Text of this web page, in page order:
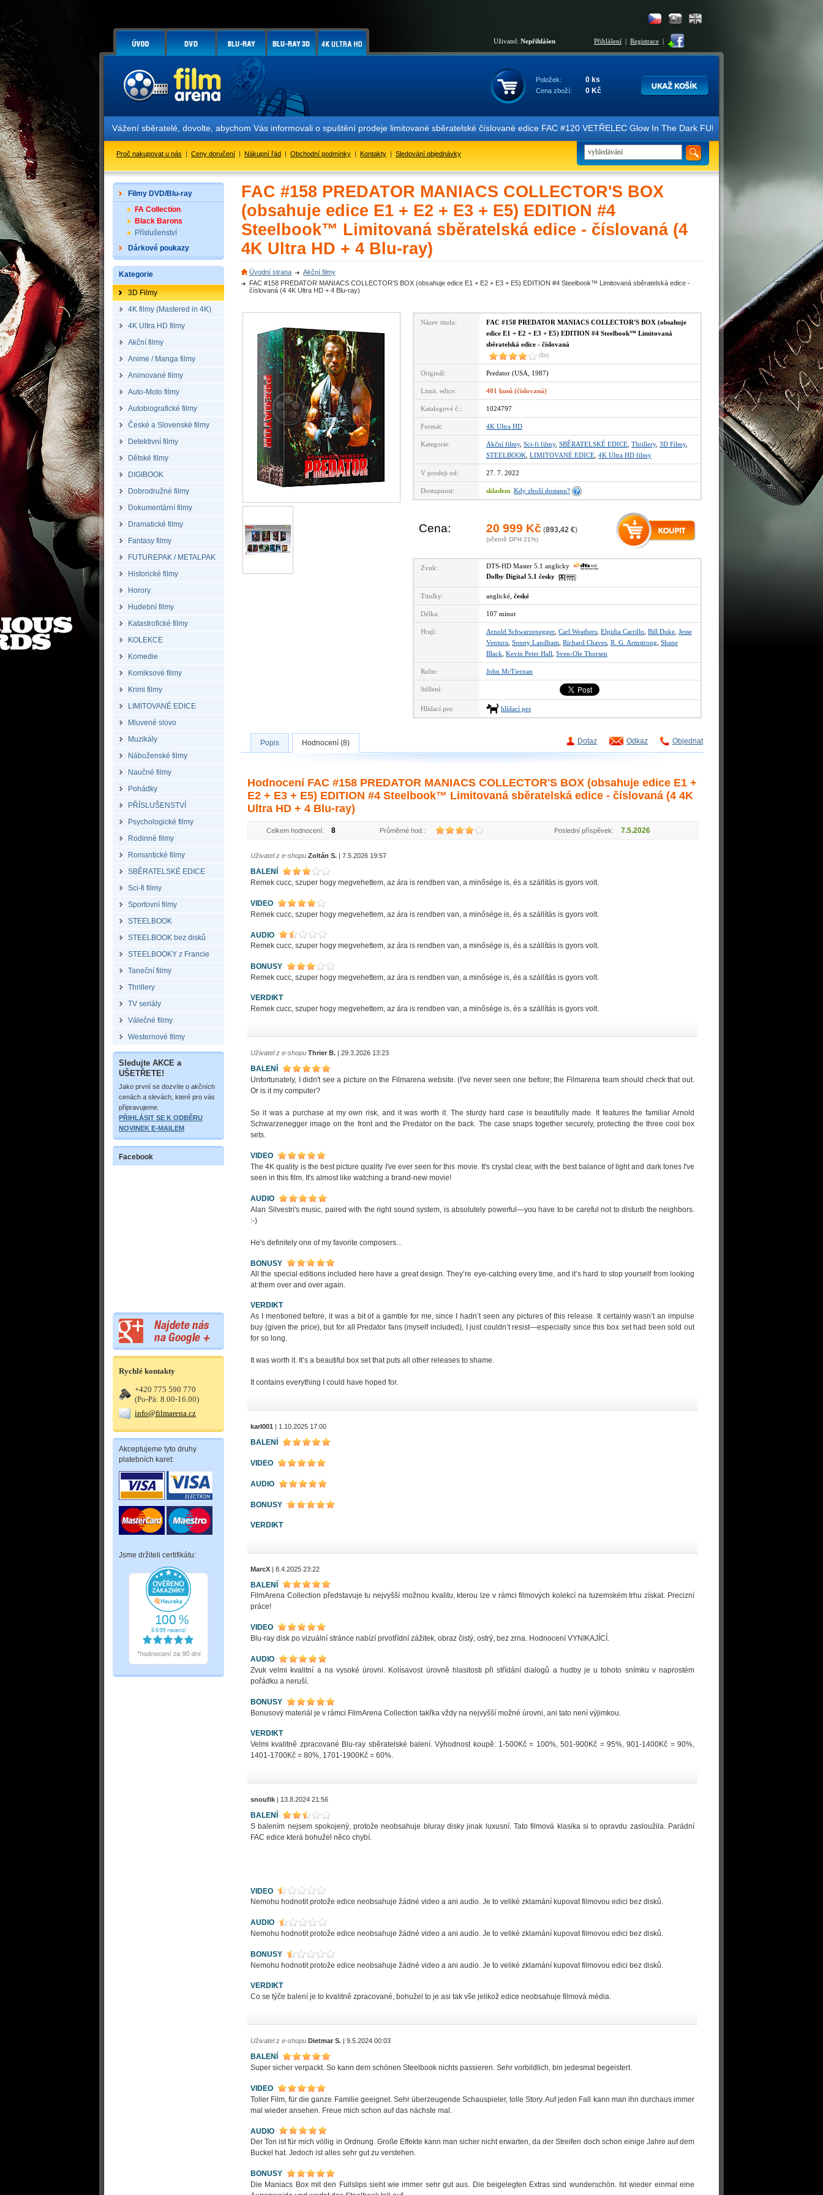
Uživatel: Nepřihlášen Přihlášení | Registrace |
Položek: 0 ks
Cena zboží: 0 Kč
Vážení sběratelé, dovolte, abychom Vás informovali o spuštění prodeje limitované sběratelské číslované edice FAC #120 VETŘELEC Glow In The Dark FULLSLIP XL EDITION #3 4K Ultra
Proč nakupovat u nás | Ceny doručení | Nákupní řád | Obchodní podmínky | Kontakty | Sledování objednávky
Filmy DVD/Blu-ray
FA Collection
Black Barons
Příslušenství
Dárkové poukazy
Kategorie
3D Filmy
4K filmy (Mastered in 4K)
4K Ultra HD filmy
Akční filmy
Anime / Manga filmy
Animované filmy
Auto-Moto filmy
Autobiografické filmy
České a Slovenské filmy
Detektivní filmy
Dětské filmy
DIGIBOOK
Dobrodružné filmy
Dokumentární filmy
Dramatické filmy
Fantasy filmy
FUTUREPAK / METALPAK
Historické filmy
Horory
Hudební filmy
Katastrofické filmy
KOLEKCE
Komedie
Komiksové filmy
Krimi filmy
LIMITOVANÉ EDICE
Mluvené slovo
Muzikály
Náboženské filmy
Naučné filmy
Pohádky
PŘÍSLUŠENSTVÍ
Psychologické filmy
Rodinné filmy
Romantické filmy
SBĚRATELSKÉ EDICE
Sci-fi filmy
Sportovní filmy
STEELBOOK
STEELBOOK bez disků
STEELBOOKY z Francie
Taneční filmy
Thrillery
TV seriály
Válečné filmy
Westernové filmy
Sledujte AKCE a
UŠETŘETE!
Jako první se dozvíte o akčních
cenách a slevách, které pro vás
připravujeme.
PŘIHLÁSIT SE K ODBĚRU
NOVINEK E-MAILEM
Facebook
Rychlé kontakty
+420 775 590 770
(Po-Pá: 8.00-16.00)
info@filmarena.cz
Akceptujeme tyto druhy
platebních karet:
Jsme držiteli certifikátu:
FAC #158 PREDATOR MANIACS COLLECTOR'S BOX
(obsahuje edice E1 + E2 + E3 + E5) EDITION #4
Steelbook™ Limitovaná sběratelská edice - číslovaná (4
4K Ultra HD + 4 Blu-ray)
Úvodní strana
Akční filmy
FAC #158 PREDATOR MANIACS COLLECTOR'S BOX (obsahuje edice E1 + E2 + E3 + E5) EDITION #4 Steelbook™ Limitovaná sběratelská edice -
číslovaná (4 4K Ultra HD + 4 Blu-ray)
Název titulu:
FAC #158 PREDATOR MANIACS COLLECTOR'S BOX (obsahuje
edice E1 + E2 + E3 + E5) EDITION #4 Steelbook™ Limitovaná
sběratelská edice - číslovaná
(8x)
Originál: Predator (USA, 1987)
Limit. edice: 401 kusů (číslovaná)
Katalogové č.: 1024797
Formát: 4K Ultra HD
Kategorie: Akční filmy, Sci-fi filmy, SBĚRATELSKÉ EDICE Thrillery, 3D Filmy,
STEELBOOK LIMITOVANÉ EDICE 4K Ultra HD filmy
V prodeji od: 27. 7. 2022
Dostupnost: skladem Kdy zboží dostanu?
Cena: 20 999 Kč (893,42 €)
(včetně DPH 21%)
Zvuk:
DTS-HD Master 5.1 anglicky
Dolby Digital 5.1 česky
Titulky: anglické, české
Délka: 107 minut
Hrají: Arnold Schwarzenegger Carl Weathers Elpidia Carrillo Bill Duke Jesse
Ventura Sonny Landham Richard Chaves R. G. Armstrong Shane
Black Kevin Peter Hall Sven-Ole Thorsen
Režie: John McTiernan
Sdílení:
Hlídací pes: hlídací pes
Dotaz Odkaz Objednat
Popis Hodnocení (8)
Hodnocení FAC #158 PREDATOR MANIACS COLLECTOR'S BOX (obsahuje edice E1 +
E2 + E3 + E5) EDITION #4 Steelbook™ Limitovaná sběratelská edice - číslovaná (4 4K
Ultra HD + 4 Blu-ray)
Celkem hodnocení: 8 Průměrné hod.: Poslední příspěvek: 7.5.2026
Uživatel z e-shopu Zoltán S. | 7.5.2026 19:57
BALENÍ
Remek cucc, szuper hogy megvehettem, az ára is rendben van, a minősége is, és a szállítás is gyors volt.
VIDEO
Remek cucc, szuper hogy megvehettem, az ára is rendben van, a minősége is, és a szállítás is gyors volt.
AUDIO
Remek cucc, szuper hogy megvehettem, az ára is rendben van, a minősége is, és a szállítás is gyors volt.
BONUSY
Remek cucc, szuper hogy megvehettem, az ára is rendben van, a minősége is, és a szállítás is gyors volt.
VERDIKT
Remek cucc, szuper hogy megvehettem, az ára is rendben van, a minősége is, és a szállítás is gyors volt.
Uživatel z e-shopu Thrier B. | 29.3.2026 13:23
BALENÍ
Unfortunately, I didn't see a picture on the Filmarena website. (I've never seen one before; the Filmarena team should check that out.
Or is it my computer?
So it was a purchase at my own risk, and it was worth it. The sturdy hard case is beautifully made. It features the familiar Arnold
Schwarzenegger image on the front and the Predator on the back. The case snaps together securely, protecting the three cool box
sets.
VIDEO
The 4K quality is the best picture quality I've ever seen for this movie. It's crystal clear, with the best balance of light and dark tones I've
seen in this film. It's almost like watching a brand-new movie!
AUDIO
Alan Silvestri's music, paired with the right sound system, is absolutely powerful—you have to be careful not to disturb the neighbors.
:-)
He's definitely one of my favorite composers...
BONUSY
All the special editions included here have a great design. They’re eye-catching every time, and it’s hard to stop yourself from looking
at them over and over again.
VERDIKT
As I mentioned before, it was a bit of a gamble for me, since I hadn’t seen any pictures of this release. It certainly wasn’t an impulse
buy (given the price), but for all Predator fans (myself included), I just couldn’t resist—especially since this box set had been sold out
for so long.
It was worth it. It’s a beautiful box set that puts all other releases to shame.
It contains everything I could have hoped for.
karl001 | 1.10.2025 17:00
BALENÍ
VIDEO
AUDIO
BONUSY
VERDIKT
MarcX | 8.4.2025 23:22
BALENÍ
FilmArena Collection představuje tu nejvyšší možnou kvalitu, kterou lze v rámci filmových kolekcí na tuzemském trhu získat. Precizní
práce!
VIDEO
Blu-ray disk po vizuální stránce nabízí prvotřídní zážitek, obraz čistý, ostrý, bez zrna. Hodnocení VYNIKAJÍCÍ.
AUDIO
Zvuk velmi kvalitní a na vysoké úrovni. Kolísavost úrovně hlasitosti při střídání dialogů a hudby je u tohoto snímku v naprostém
pořádku a neruší.
BONUSY
Bonusový materiál je v rámci FilmArena Collection takřka vždy na nejvyšší možné úrovni, ani tato není výjimkou.
VERDIKT
Velmi kvalitně zpracované Blu-ray sběratelské balení. Výhodnost koupě: 1-500Kč = 100%, 501-900Kč = 95%, 901-1400Kč = 90%,
1401-1700Kč = 80%, 1701-1900Kč = 60%.
snoufik | 13.8.2024 21:56
BALENÍ
S balením nejsem spokojený, protože neobsahuje bluray disky jinak luxusní. Tato filmová klasika si to opravdu zasloužila. Parádní
FAC edice která bohužel něco chybí.
VIDEO
Nemohu hodnotit protože edice neobsahuje žádné video a ani audio. Je to veliké zklamání kupovat filmovou edici bez disků.
AUDIO
Nemohu hodnotit protože edice neobsahuje žádné video a ani audio. Je to veliké zklamání kupovat filmovou edici bez disků.
BONUSY
Nemohu hodnotit protože edice neobsahuje žádné video a ani audio. Je to veliké zklamání kupovat filmovou edici bez disků.
VERDIKT
Co se týče balení je to kvalitně zpracované, bohužel to je asi tak vše jelikož edice neobsahuje filmová média.
Uživatel z e-shopu Dietmar S. | 9.5.2024 00:03
BALENÍ
Super sicher verpackt. So kann dem schönen Steelbook nichts passieren. Sehr vorbildlich, bin jedesmal begeistert.
VIDEO
Toller Film, für die ganze Familie geeignet. Sehr überzeugende Schauspieler, tolle Story. Auf jeden Fall kann man ihn durchaus immer
mal wieder ansehen. Freue mich schon auf das nächste mal.
AUDIO
Der Ton ist für mich völlig in Ordnung. Große Effekte kann man sicher nicht erwarten, da der Streifen doch schon einige Jahre auf dem
Buckel hat. Jedoch ist alles sehr gut zu verstehen.
BONUSY
Die Maniacs Box mit den Fullslips sieht wie immer sehr gut aus. Die beigelegten Extras sind wunderschön. Ist wieder einmal eine